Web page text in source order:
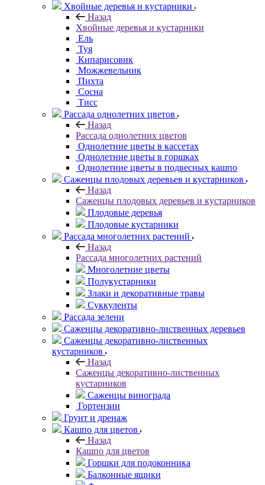
Хвойные деревья и кустарники
Назад
Хвойные деревья и кустарники
Ель
Туя
Кипарисовик
Можжевельник
Пихта
Сосна
Тисc
Рассада однолетних цветов
Назад
Рассада однолетних цветов
Однолетние цветы в кассетах
Однолетние цветы в горшках
Однолетние цветы в подвесных кашпо
Саженцы плодовых деревьев и кустарников
Назад
Саженцы плодовых деревьев и кустарников
Плодовые деревья
Плодовые кустарники
Рассада многолетних растений
Назад
Рассада многолетних растений
Многолетние цветы
Полукустарники
Злаки и декоративные травы
Суккуленты
Рассада зелени
Саженцы декоративно-лиственных деревьев
Саженцы декоративно-лиственных
кустарников
Назад
Саженцы декоративно-лиственных
кустарников
Саженцы винограда
Гортензии
Грунт и дренаж
Кашпо для цветов
Назад
Кашпо для цветов
Горшки для подоконника
Балконные ящики